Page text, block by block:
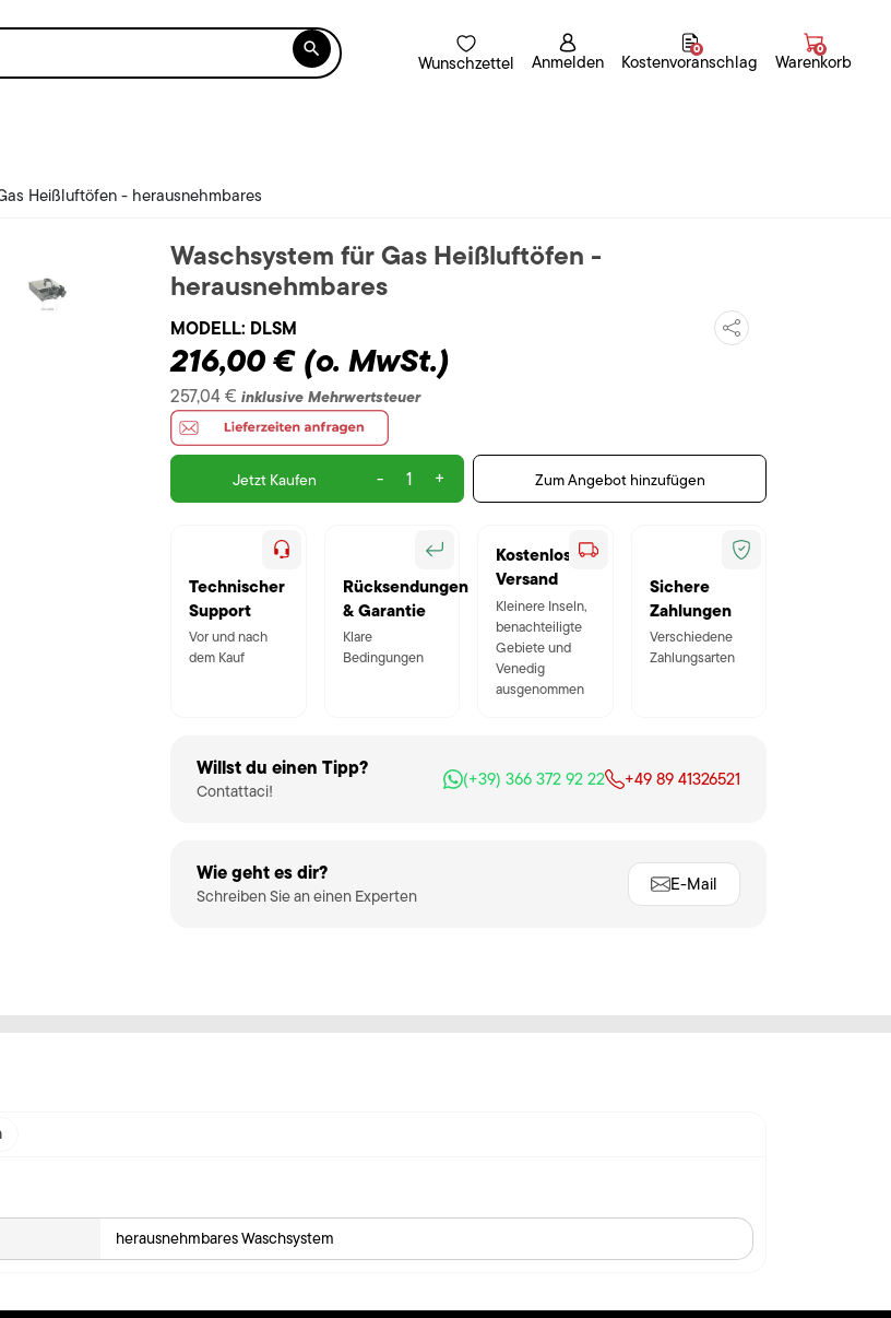

Wunschzettel Anmelden Kostenvoranschlag
0
Warenkorb
0
Heißluftöfen - herausnehmbares
Waschsystem für Gas Heißluftöfen -
herausnehmbares
MODELL: DLSM
216,00 € (o. MwSt.)
257,04 € inklusive Mehrwertsteuer
Jetzt Kaufen - + Zum Angebot hinzufügen
Technischer
Support
Vor und nach
dem Kauf
Rücksendungen
& Garantie
Klare
Bedingungen
Kostenloser
Versand
Kleinere Inseln,
benachteiligte
Gebiete und
Venedig
ausgenommen
Sichere
Zahlungen
Verschiedene
Zahlungsarten
Willst du einen Tipp?
Contattaci!
(+39) 366 372 92 22 +49 89 41326521
Wie geht es dir?
Schreiben Sie an einen Experten
E-Mail
herausnehmbares Waschsystem